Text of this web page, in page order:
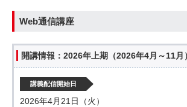
Web通信講座
開講情報：2026年上期（2026年4月～11月
講義配信開始日
2026年4月21日（火）